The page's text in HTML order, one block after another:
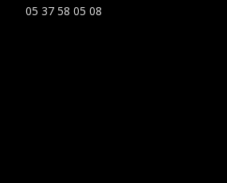
05 37 58 05 08